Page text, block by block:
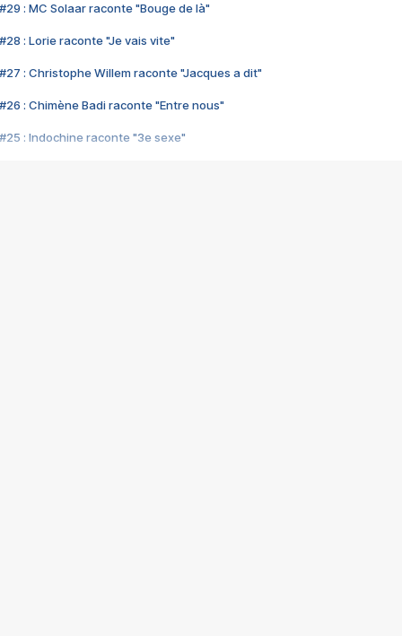
#29 : MC Solaar raconte "Bouge de là"
#28 : Lorie raconte "Je vais vite"
#27 : Christophe Willem raconte "Jacques a dit"
#26 : Chimène Badi raconte "Entre nous"
#25 : Indochine raconte "3e sexe"